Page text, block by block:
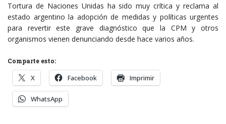
Tortura de Naciones Unidas ha sido muy crítica y reclama al
estado argentino la adopción de medidas y políticas urgentes
para revertir este grave diagnóstico que la CPM y otros
organismos vienen denunciando desde hace varios años.
Comparte esto:
X Facebook Imprimir
WhatsApp